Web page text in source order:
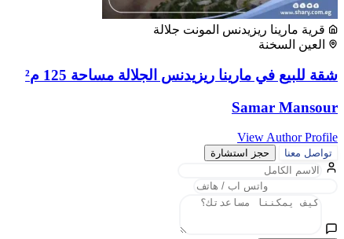
قرية مارينا ريزيدنس المونت جلالة
العين السخنة
شقة للبيع في مارينا ريزيدنس الجلالة مساحة 125 م²
Samar Mansour
View Author Profile
تواصل معنا حجز استشارة